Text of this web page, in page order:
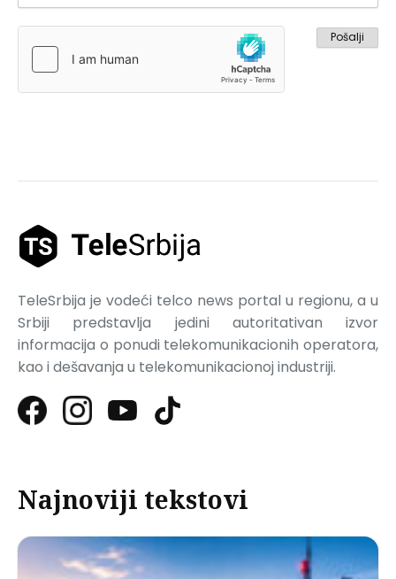
TeleSrbija je vodeći telco news portal u regionu, a u
Srbiji predstavlja jedini autoritativan izvor
informacija o ponudi telekomunikacionih operatora,
kao i dešavanja u telekomunikacionoj industriji.
Najnoviji tekstovi